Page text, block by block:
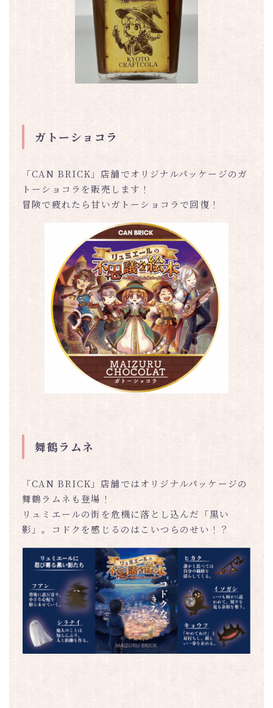
ガトーショコラ
「CAN BRICK」店舗でオリジナルパッケージのガ
トーショコラを販売します！
冒険で疲れたら甘いガトーショコラで回復！
舞鶴ラムネ
「CAN BRICK」店舗ではオリジナルパッケージの
舞鶴ラムネも登場！
リュミエールの街を危機に落とし込んだ「黒い
影」。コドクを感じるのはこいつらのせい！？